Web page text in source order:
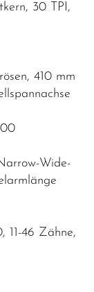
30 TPI,
410 mm
Wide-
11-46 Zähne,